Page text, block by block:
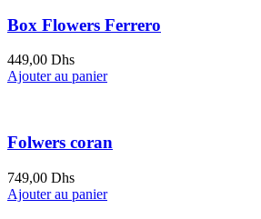
Box Flowers Ferrero
449,00 Dhs
Ajouter au panier
Folwers coran
749,00 Dhs
Ajouter au panier